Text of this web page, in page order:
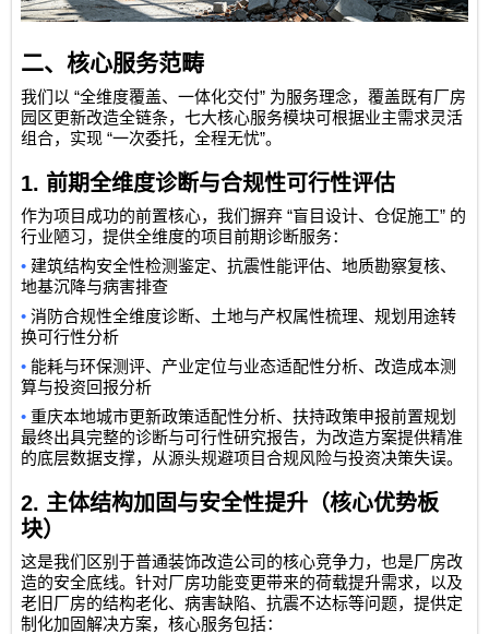
二、核心服务范畴
我们以 “全维度覆盖、一体化交付” 为服务理念，覆盖既有厂房
园区更新改造全链条，七大核心服务模块可根据业主需求灵活
组合，实现“一次委托，全程无忧”。
1. 前期全维度诊断与合规性可行性评估
作为项目成功的前置核心，我们摒弃 “盲目设计、仓促施工” 的
行业陋习，提供全维度的项目前期诊断服务：
• 建筑结构安全性检测鉴定、抗震性能评估、地质勘察复核、
地基沉降与病害排查
•消防合规性全维度诊断、土地与产权属性梳理、规划用途转
换可行性分析
• 能耗与环保测评、产业定位与业态适配性分析、改造成本测
算与投资回报分析
•重庆本地城市更新政策适配性分析、扶持政策申报前置规划
最终出具完整的诊断与可行性研究报告，为改造方案提供精准
的底层数据支撑，从源头规避项目合规风险与投资决策失误。
2. 主体结构加固与安全性提升（核心优势板
块）
这是我们区别于普通装饰改造公司的核心竞争力，也是厂房改
造的安全底线。针对厂房功能变更带来的荷载提升需求，以及
老旧厂房的结构老化、病害缺陷、抗震不达标等问题，提供定
制化加固解决方案，核心服务包括：